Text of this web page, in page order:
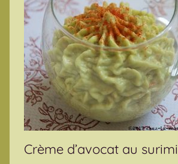
Crème d’avocat au surimi